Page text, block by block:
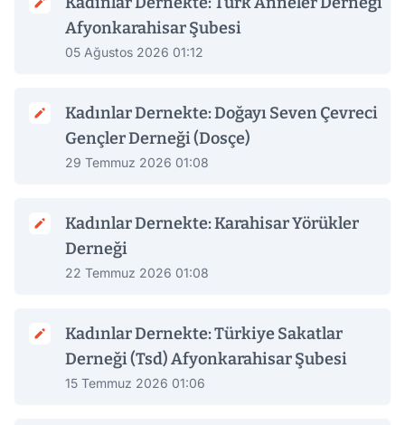
Afyonkarahisar Şubesi
05 Ağustos 2026 01:12
Kadınlar Dernekte: Doğayı Seven Çevreci
Gençler Derneği (Dosçe)
29 Temmuz 2026 01:08
Kadınlar Dernekte: Karahisar Yörükler
Derneği
22 Temmuz 2026 01:08
Kadınlar Dernekte: Türkiye Sakatlar
Derneği (Tsd) Afyonkarahisar Şubesi
15 Temmuz 2026 01:06